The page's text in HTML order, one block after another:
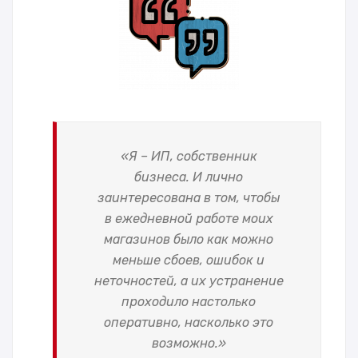
«Я – ИП, собственник
бизнеса. И лично
заинтересована в том, чтобы
в ежедневной работе моих
магазинов было как можно
меньше сбоев, ошибок и
неточностей, а их устранение
проходило настолько
оперативно, насколько это
возможно.»